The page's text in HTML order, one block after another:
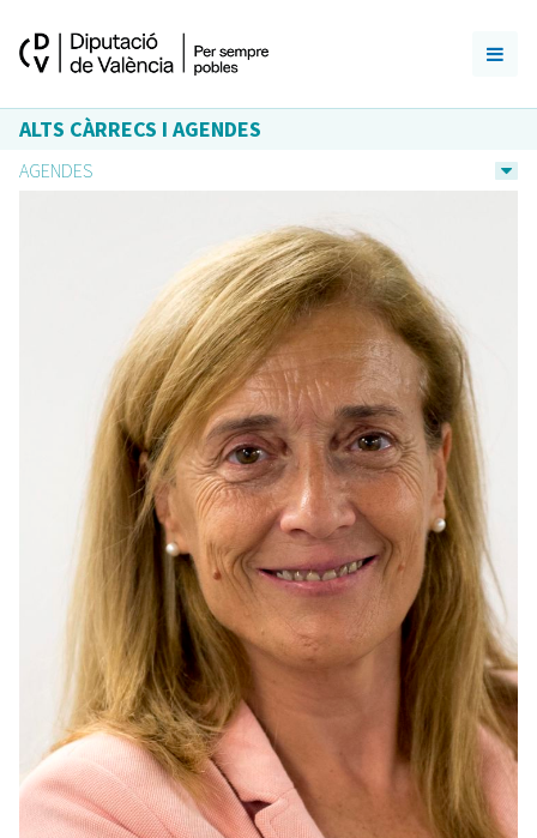
ALTS CÀRRECS I AGENDES
AGENDES